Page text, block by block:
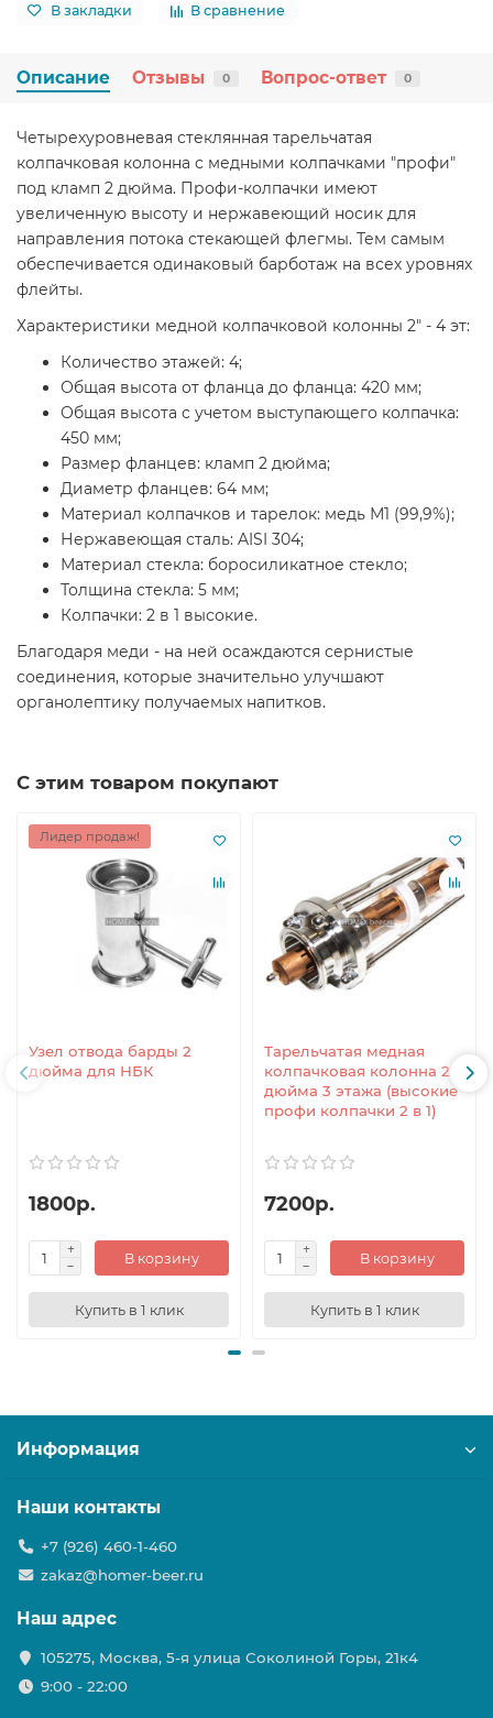
В закладки В сравнение
Описание Отзывы 0 Вопрос-ответ 0
Четырехуровневая стеклянная тарельчатая
колпачковая колонна с медными колпачками "профи"
под кламп 2 дюйма. Профи-колпачки имеют
увеличенную высоту и нержавеющий носик для
направления потока стекающей флегмы. Тем самым
обеспечивается одинаковый барботаж на всех уровнях
флейты.
Характеристики медной колпачковой колонны 2" - 4 эт:
Количество этажей: 4;
Общая высота от фланца до фланца: 420 мм;
Общая высота с учетом выступающего колпачка:
450 мм;
Размер фланцев: кламп 2 дюйма;
Диаметр фланцев: 64 мм;
Материал колпачков и тарелок: медь М1 (99,9%);
Нержавеющая сталь: AISI 304;
Материал стекла: боросиликатное стекло;
Толщина стекла: 5 мм;
Колпачки: 2 в 1 высокие.
Благодаря меди - на ней осаждаются сернистые
соединения, которые значительно улучшают
органолептику получаемых напитков.
С этим товаром покупают
Лидер продаж!
Узел отвода барды 2
дюйма для НБК
1800р.
В корзину
Купить в 1 клик
Тарельчатая медная
колпачковая колонна 2
дюйма 3 этажа (высокие
профи колпачки 2 в 1)
7200р.
В корзину
Купить в 1 клик
Информация
Наши контакты
+7 (926) 460-1-460
zakaz@homer-beer.ru
Наш адрес
105275, Москва, 5-я улица Соколиной Горы, 21к4
9:00 - 22:00